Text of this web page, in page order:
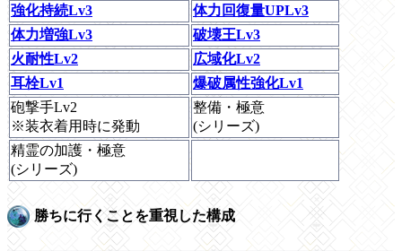
強化持続Lv3
体力回復量UPLv3
体力増強Lv3
破壊王Lv3
火耐性Lv2
広域化Lv2
耳栓Lv1
爆破属性強化Lv1
砲撃手Lv2
※装衣着用時に発動
整備・極意
(シリーズ)
精霊の加護・極意
(シリーズ)
勝ちに行くことを重視した構成